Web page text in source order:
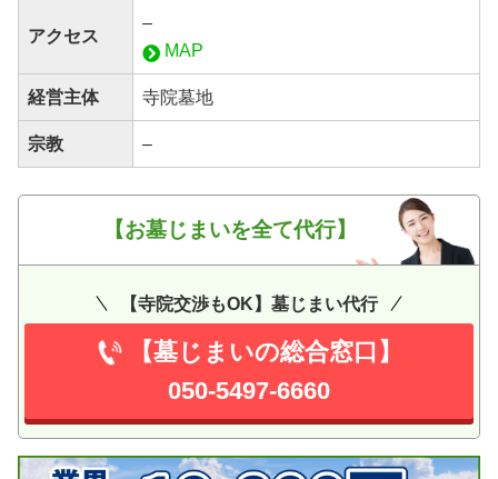
アクセス
–
MAP
経営主体 寺院墓地
宗教 –
【お墓じまいを全て代行】
【寺院交渉もOK】墓じまい代行
【墓じまいの総合窓口】
050-5497-6660